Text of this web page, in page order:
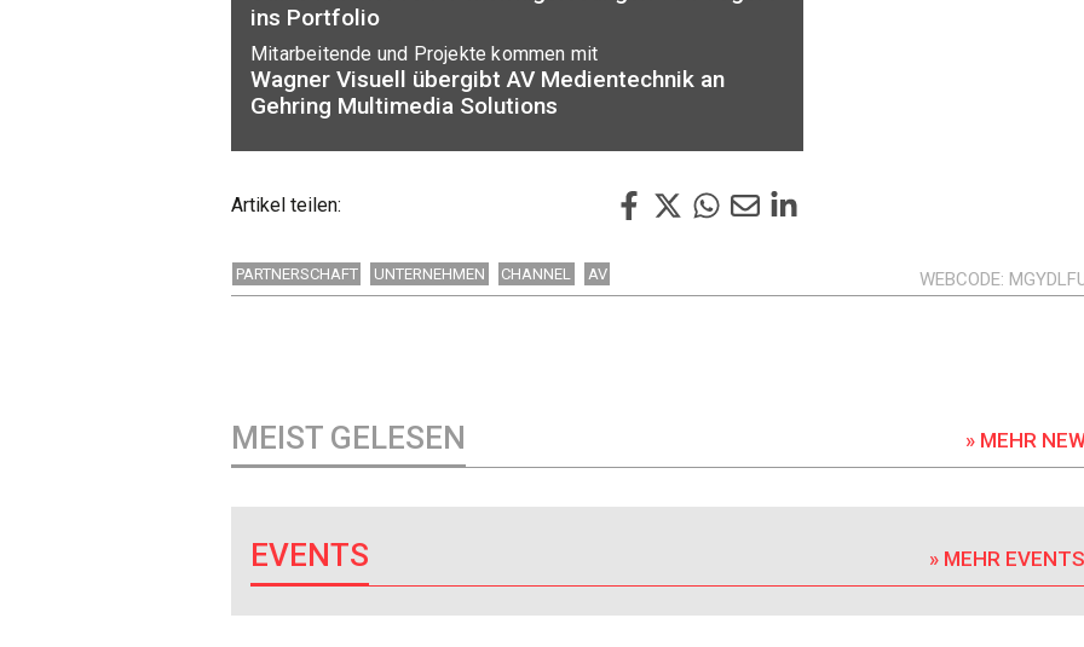
ins Portfolio
Mitarbeitende und Projekte kommen mit
Wagner Visuell übergibt AV Medientechnik an
Gehring Multimedia Solutions
Artikel teilen:
PARTNERSCHAFT UNTERNEHMEN CHANNEL AV WEBCODE
MEIST GELESEN » MEHR
EVENTS » MEHR EVENTS